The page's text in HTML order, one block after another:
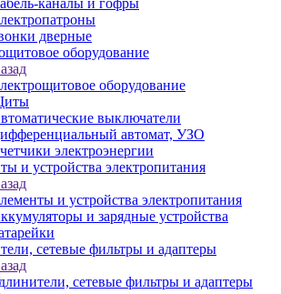
каналы и гофры
дверные
оборудование
оборудование
выключатели
автомат, УЗО
электроэнергии
и устройства электропитания
и устройства электропитания
и зарядные устройства
сетевые фильтры и адаптеры
сетевые фильтры и адаптеры